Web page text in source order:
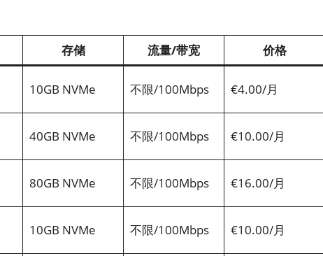
存储 流量/带宽
价格
10GB NVMe 不限/100Mbps €4.00/月
40GB NVMe 不限/100Mbps €10.00/月
80GB NVMe 不限/100Mbps €16.00/月
10GB NVMe 不限/100Mbps €10.00/月